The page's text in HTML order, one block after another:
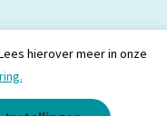
hierover meer in onze